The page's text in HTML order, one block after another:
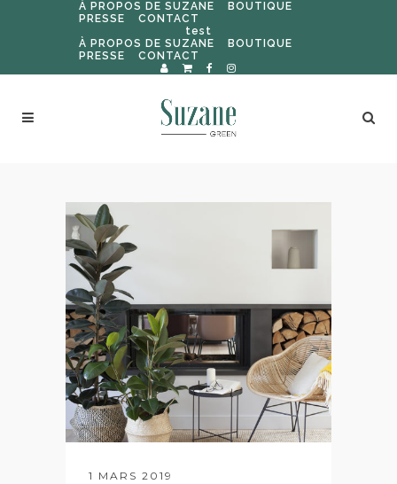
À PROPOS DE SUZANE
BOUTIQUE
PRESSE
CONTACT
test
À PROPOS DE SUZANE
BOUTIQUE
PRESSE
CONTACT
1 MARS 2019